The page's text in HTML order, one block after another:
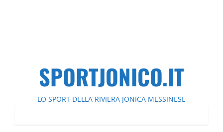
SPORTJONICO.IT
LO SPORT DELLA RIVIERA JONICA MESSINESE